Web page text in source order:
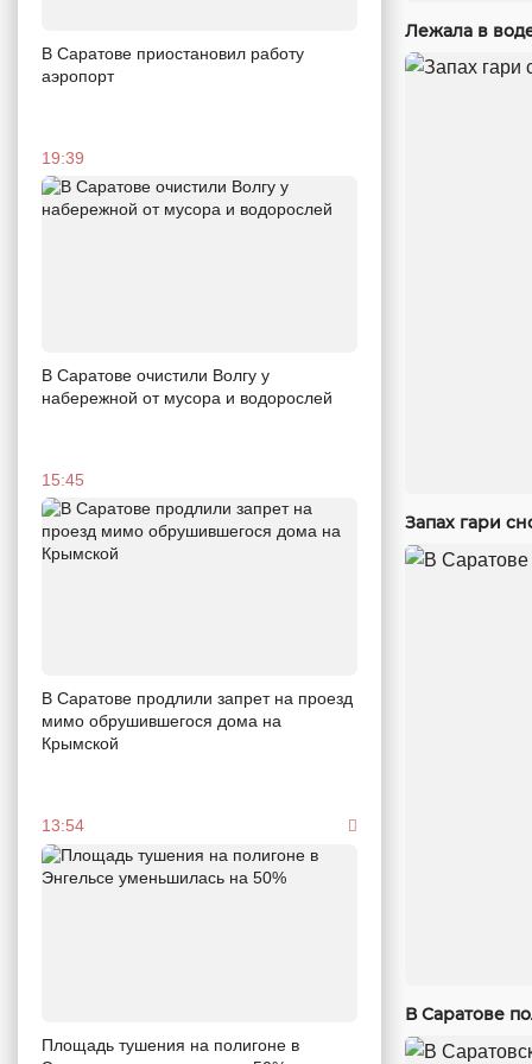
В Саратове приостановил работу
аэропорт
19:39
В Саратове очистили Волгу у
набережной от мусора и водорослей
15:45
В Саратове продлили запрет на проезд
мимо обрушившегося дома на
Крымской
13:54
Площадь тушения на полигоне в
Лежала в
Запах гари
В Саратове